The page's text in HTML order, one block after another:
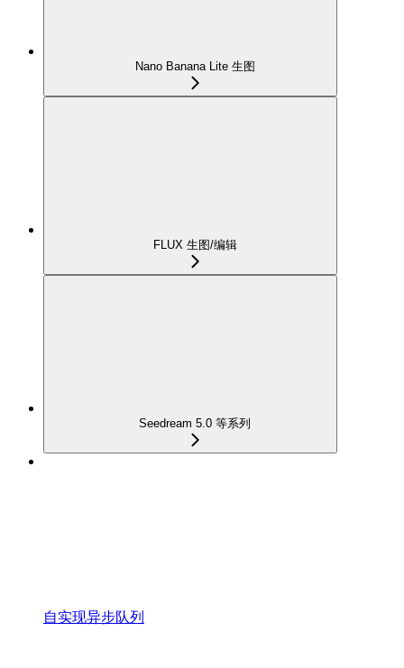
Nano Banana Lite 生图
FLUX 生图/编辑
Seedream 5.0 等系列
自实现异步队列